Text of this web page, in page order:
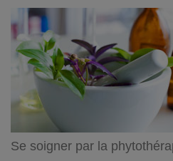
Se soigner par la